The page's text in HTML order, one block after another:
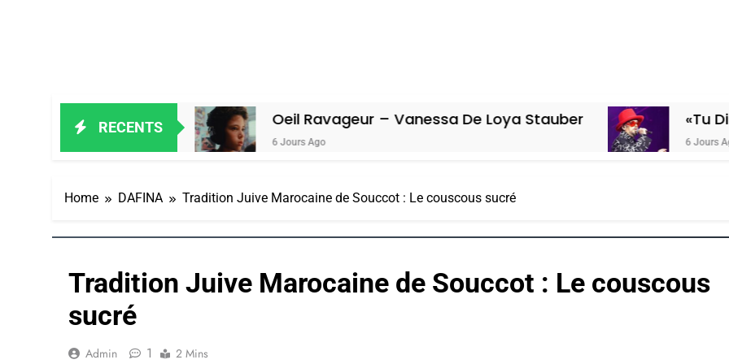
RECENTS Oeil Ravageur – Vanessa De Loya Stauber
6 Jours Ago
«Tu Dis Génocide,
6 Jours Ago
Home DAFINA Tradition Juive Marocaine de Souccot : Le couscous sucré
Tradition Juive Marocaine de Souccot : Le couscous
sucré
Admin 1 2 Mins